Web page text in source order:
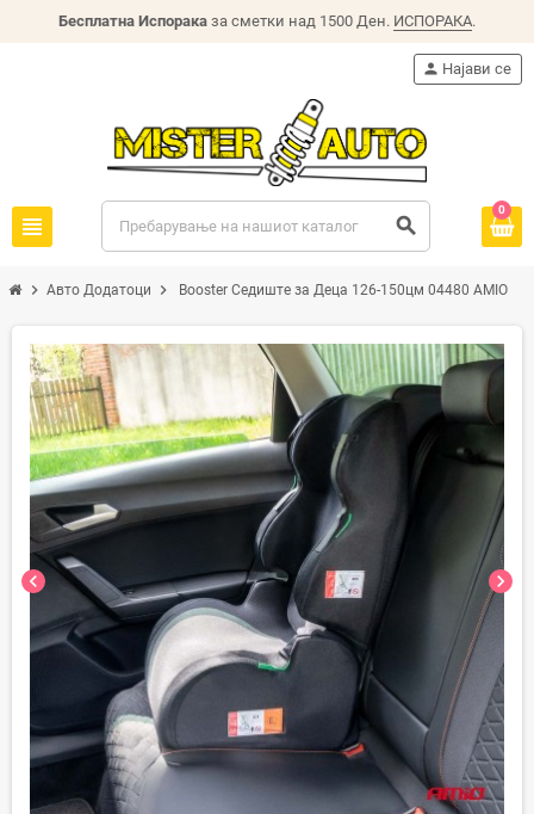
Бесплатна Испорака за сметки над 1500 Ден. ИСПОРАКА.
view_headline search
person Најави се
0
chevron_right Авто Додатоци chevron_right Booster Седиште за Деца 126-150цм 04480 AMIO
chevron_left chevron_right